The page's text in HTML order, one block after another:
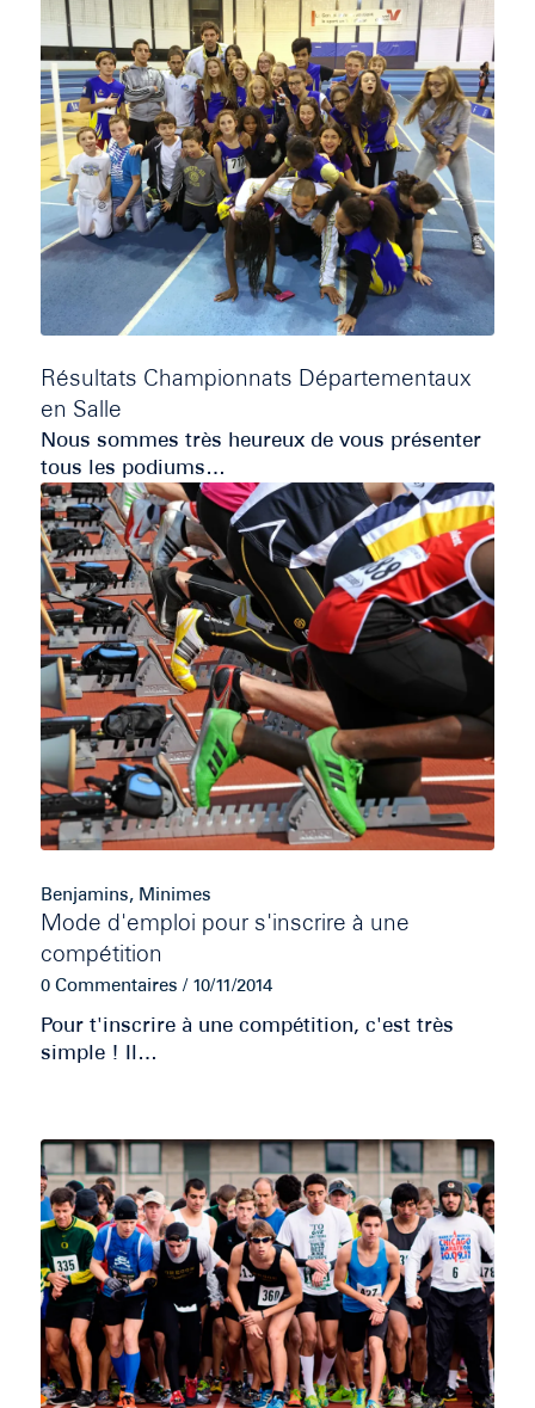
Résultats Championnats Départementaux
en Salle
Nous sommes très heureux de vous présenter
tous les podiums…
Benjamins, Minimes
Mode d'emploi pour s'inscrire à une
compétition
0 Commentaires / 10/11/2014
Pour t'inscrire à une compétition, c'est très
simple ! Il…